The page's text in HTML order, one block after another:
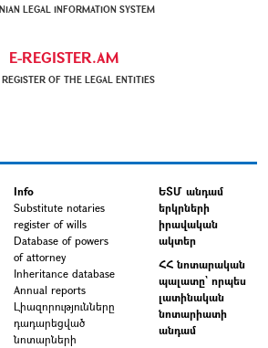
LEGAL INFORMATION SYSTEM
E-REGISTER.AM
REGISTER OF THE LEGAL ENTITIES
Info
Substitute notaries
register of wills
Database of powers
of attorney
Inheritance database
Annual reports
Լիազորությունները
դադարեցված
նոտարների
ԵՏՄ անդամ
երկրների
իրավական
ակտեր
ՀՀ նոտարական
պալատը` որպես
լատինական
նոտարիատի
անդամ